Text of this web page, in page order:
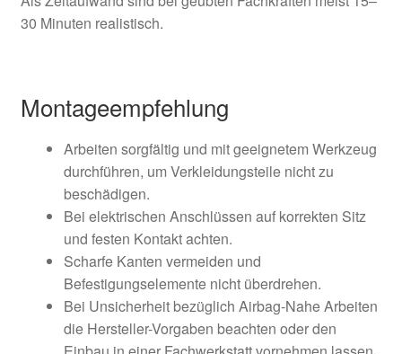
30 Minuten realistisch.
Montageempfehlung
Arbeiten sorgfältig und mit geeignetem Werkzeug
durchführen, um Verkleidungsteile nicht zu
beschädigen.
Bei elektrischen Anschlüssen auf korrekten Sitz
und festen Kontakt achten.
Scharfe Kanten vermeiden und
Befestigungselemente nicht überdrehen.
Bei Unsicherheit bezüglich Airbag-Nahe Arbeiten
die Hersteller-Vorgaben beachten oder den